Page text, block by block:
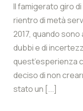
Il famigerato giro
rientro di metà
2017, quando
dubbi e di
quest’esperienza
deciso di non
stato un [...]